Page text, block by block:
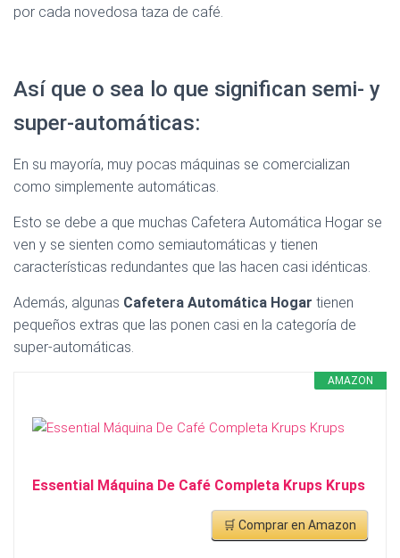
por cada novedosa taza de café.
Así que o sea lo que significan semi- y
super-automáticas:
En su mayoría, muy pocas máquinas se comercializan
como simplemente automáticas.
Esto se debe a que muchas Cafetera Automática Hogar se
ven y se sienten como semiautomáticas y tienen
características redundantes que las hacen casi idénticas.
Además, algunas Cafetera Automática Hogar tienen
pequeños extras que las ponen casi en la categoría de
super-automáticas.
AMAZON
Essential Máquina De Café Completa Krups Krups
🛒 Comprar en Amazon